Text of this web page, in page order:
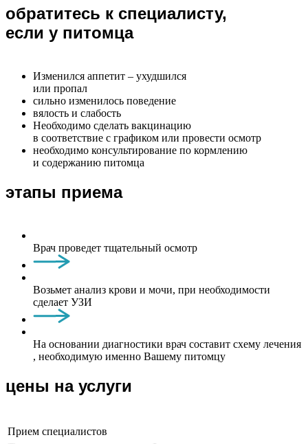
обратитесь к специалисту,
если у питомца
Изменился аппетит – ухудшился
или пропал
сильно изменилось поведение
вялость и слабость
Необходимо сделать вакцинацию
в соответствие с графиком или провести осмотр
необходимо консультирование по кормлению
и содержанию питомца
этапы приема
Врач проведет тщательный осмотр
Возьмет анализ крови и мочи, при необходимости
сделает УЗИ
На основании диагностики врач составит схему лечения
, необходимую именно Вашему питомцу
цены на услуги
Прием специалистов